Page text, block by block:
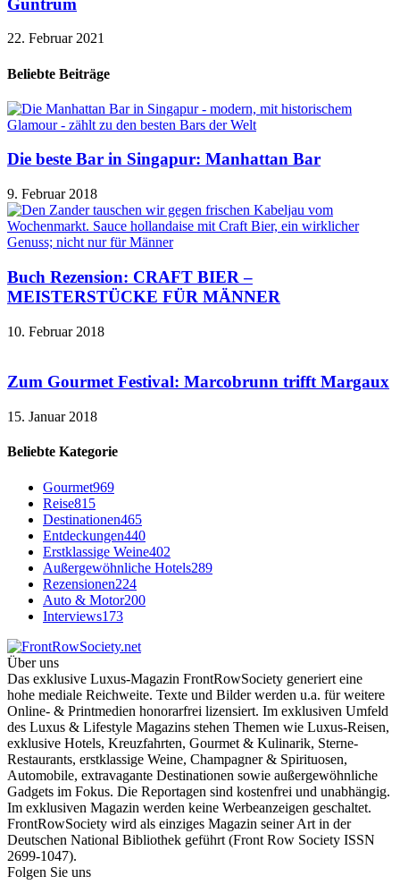
22. Februar 2021
Beliebte Beiträge
Die beste Bar in Singapur: Manhattan Bar
9. Februar 2018
Buch Rezension: CRAFT BIER –
MEISTERSTÜCKE FÜR MÄNNER
10. Februar 2018
Zum Gourmet Festival: Marcobrunn trifft Margaux
15. Januar 2018
Beliebte Kategorie
Gourmet969
Reise815
Destinationen465
Entdeckungen440
Erstklassige Weine402
Außergewöhnliche Hotels289
Rezensionen224
Auto & Motor200
Interviews173
Über uns
Das exklusive Luxus-Magazin FrontRowSociety generiert eine
hohe mediale Reichweite. Texte und Bilder werden u.a. für weitere
Online- & Printmedien honorarfrei lizensiert. Im exklusiven Umfeld
des Luxus & Lifestyle Magazins stehen Themen wie Luxus-Reisen,
exklusive Hotels, Kreuzfahrten, Gourmet & Kulinarik, Sterne-
Restaurants, erstklassige Weine, Champagner & Spirituosen,
Automobile, extravagante Destinationen sowie außergewöhnliche
Gadgets im Fokus. Die Reportagen sind kostenfrei und unabhängig.
Im exklusiven Magazin werden keine Werbeanzeigen geschaltet.
FrontRowSociety wird als einziges Magazin seiner Art in der
Deutschen National Bibliothek geführt (Front Row Society ISSN
2699-1047).
Folgen Sie uns